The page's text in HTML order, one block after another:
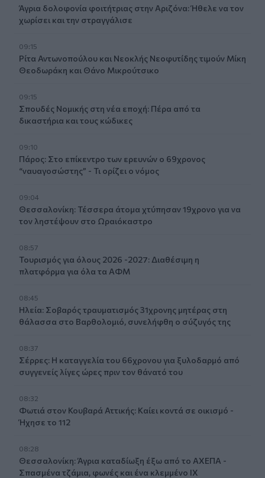
Άγρια δολοφονία φοιτήτριας στην Αριζόνα: Ήθελε να τον
χωρίσει και την στραγγάλισε
09:15
Ρίτα Αντωνοπούλου και Νεοκλής Νεοφυτίδης τιμούν Μίκη
Θεοδωράκη και Θάνο Μικρούτσικο
09:15
Σπουδές Νομικής στη νέα εποχή: Πέρα από τα
δικαστήρια και τους κώδικες
09:10
Πάρος: Στο επίκεντρο των ερευνών ο 69χρονος
“ναυαγοσώστης” - Τι ορίζει ο νόμος
09:04
Θεσσαλονίκη: Τέσσερα άτομα χτύπησαν 19χρονο για να
τον ληστέψουν στο Ωραιόκαστρο
08:57
Τουρισμός για όλους 2026 -2027: Διαθέσιμη η
πλατφόρμα για όλα τα ΑΦΜ
08:45
Ηλεία: Σοβαρός τραυματισμός 31χρονης μητέρας στη
θάλασσα στο Βαρθολομιό, συνελήφθη ο σύζυγός της
08:37
Σέρρες: Η καταγγελία του 66χρονου για ξυλοδαρμό από
συγγενείς λίγες ώρες πριν τον θάνατό του
08:32
Φωτιά στον Κουβαρά Αττικής: Καίει κοντά σε οικισμό -
Ήχησε το 112
08:28
Θεσσαλονίκη: Άγρια καταδίωξη έξω από το ΑΧΕΠΑ -
Σπασμένα τζάμια, φωνές και ένα κλεμμένο ΙΧ